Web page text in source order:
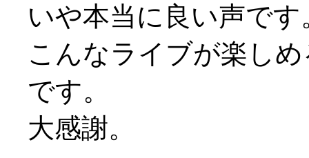
いや本当に良い声です
こんなライブが楽し
です。
大感謝。